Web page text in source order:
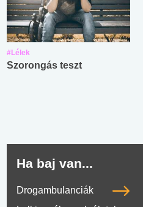
#Lélek
Szorongás teszt
Ha baj van...
Drogambulanciák